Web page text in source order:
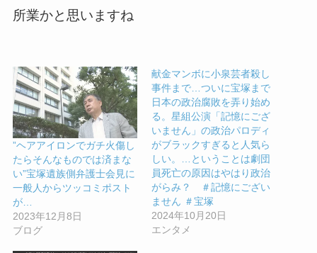
所業かと思いますね
”ヘアアイロンでガチ火傷し
たらそんなものでは済まな
い”宝塚遺族側弁護士会見に
一般人からツッコミポスト
が…
2023年12月8日
ブログ
献金マンボに小泉芸者殺し
事件まで…ついに宝塚まで
日本の政治腐敗を弄り始め
る。星組公演「記憶にござ
いません」の政治パロディ
がブラックすぎると人気ら
しい。…ということは劇団
員死亡の原因はやはり政治
がらみ？ ＃記憶にござい
ません ＃宝塚
2024年10月20日
エンタメ